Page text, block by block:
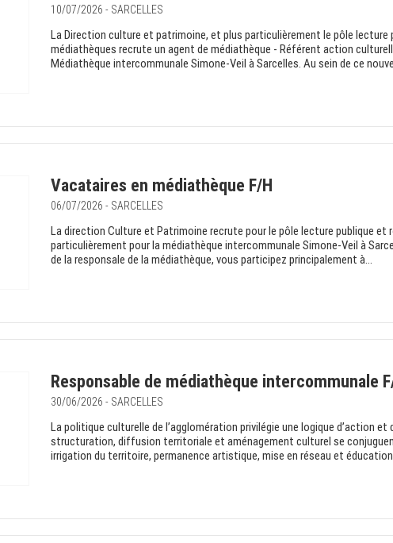
10/07/2026 - SARCELLES
La Direction culture et patrimoine, et plus particulièrement le pôle lecture
médiathèques recrute un agent de médiathèque - Référent action
Médiathèque intercommunale Simone-Veil à Sarcelles. Au sein de ce
Vacataires en médiathèque F/H
06/07/2026 - SARCELLES
La direction Culture et Patrimoine recrute pour le pôle lecture publique et
particulièrement pour la médiathèque intercommunale Simone-Veil à
de la responsale de la médiathèque, vous participez principalement à...
Responsable de médiathèque intercommunale
30/06/2026 - SARCELLES
La politique culturelle de l’agglomération privilégie une logique d’action et
structuration, diffusion territoriale et aménagement culturel se
irrigation du territoire, permanence artistique, mise en réseau et